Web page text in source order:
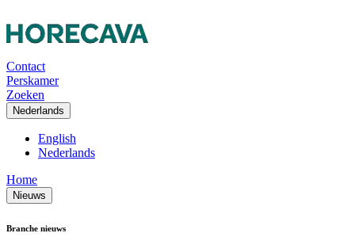
Contact
Perskamer
Zoeken
Nederlands
English
Nederlands
Home
Nieuws
Branche nieuws